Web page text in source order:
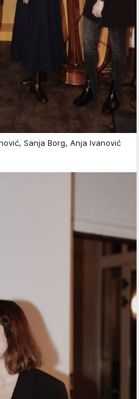
Sanja Borg, Anja Ivanović